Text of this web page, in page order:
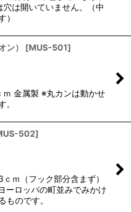
は開いていません。（中
）
ン） [MUS-501]
金属製 ※丸カンは動かせ
。
502]
ｍ（フック部分含まず）
ーロッパの町並みでみかけ
ものです。